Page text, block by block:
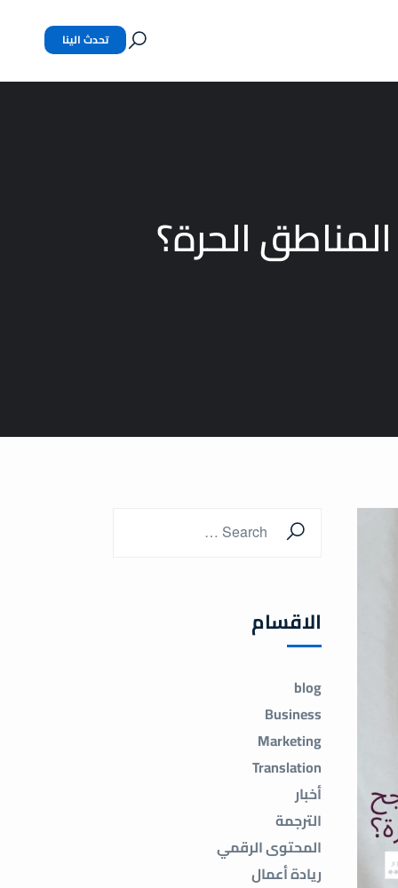
تحدث الينا
الحرة؟
الاقسام
blog
Business
Marketing
Translation
أخبار
الترجمة
المحتوى الرقمي
ريادة أعمال